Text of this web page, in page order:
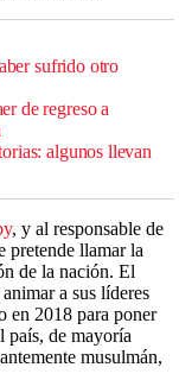
sufrido otro
de regreso a
algunos llevan
, y al responsable de
pretende llamar la
de la nación. El
a sus líderes
en 2018 para poner
país, de mayoría
musulmán,